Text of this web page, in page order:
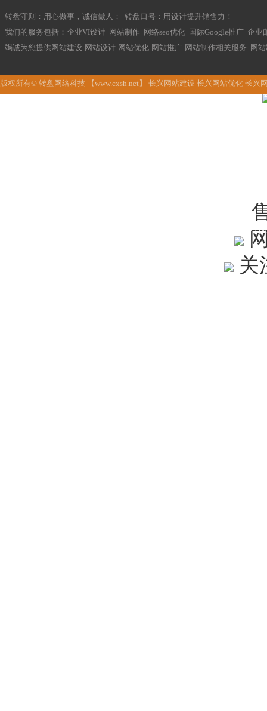
转盘守则：用心做事，诚信做人； 转盘口号：用设计提升销售力！
我们的服务包括：企业VI设计 网站制作 网络seo优化 国际Google推广 企业
竭诚为您提供网站建设-网站设计-网站优化-网站推广-网站制作相关服务 网
版权所有© 转盘网络科技 【www.cxsh.net】 长兴网站建设 长兴网站优化 长兴
关